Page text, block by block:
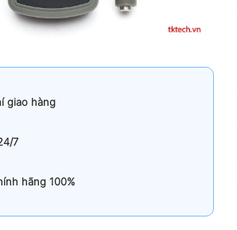
giao hàng
7
hãng 100%